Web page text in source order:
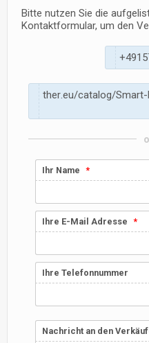
Bitte nutzen Sie die
Kontaktformular, um den
5
1
9
4
+
-
t
r
a
m
S
/
g
o
l
a
t
a
c
/
u
e
.
r
e
h
t
Ihr Name
Ihre E-Mail Adresse
Ihre Telefonnummer
Nachricht an den